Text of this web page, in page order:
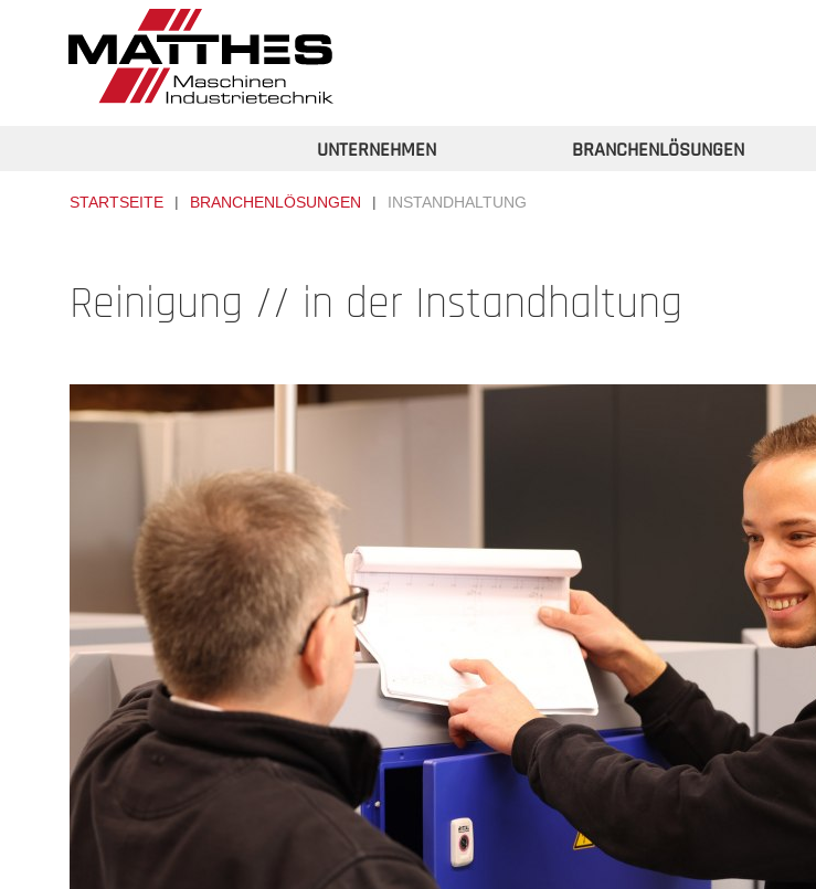
UNTERNEHMEN BRANCHENLÖSUNGEN
UMFASSENDE LÖSUNGEN //
FÜR IHRE
STARTSEITE BRANCHENLÖSUNGEN INSTANDHALTUNG
Reinigung // in der Instandhaltung